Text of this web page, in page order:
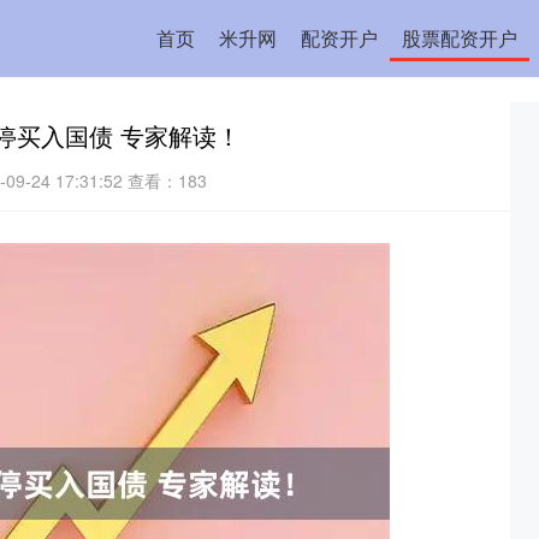
首页 米升网 配资开户 股票配资开户
买入国债 专家解读！
09-24 17:31:52 查看：183